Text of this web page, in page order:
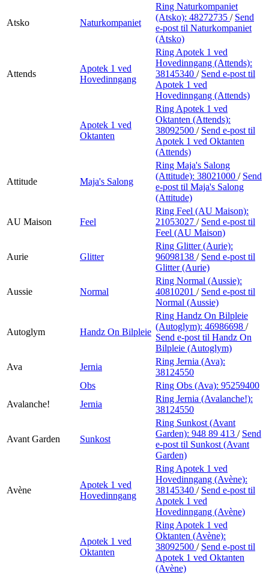
Atsko Naturkompaniet
Ring Naturkompaniet
(Atsko): 48272735 / Send
e-post til Naturkompaniet
(Atsko)
Attends
Apotek 1 ved
Hovedinngang
Ring Apotek 1 ved
Hovedinngang (Attends):
38145340 / Send e-post til
Apotek 1 ved
Hovedinngang (Attends)
Apotek 1 ved
Oktanten
Ring Apotek 1 ved
Oktanten (Attends):
38092500 / Send e-post til
Apotek 1 ved Oktanten
(Attends)
Attitude Maja's Salong
Ring Maja's Salong
(Attitude): 38021000 / Send
e-post til Maja's Salong
(Attitude)
AU Maison Feel
Ring Feel (AU Maison):
21053027 / Send e-post til
Feel (AU Maison)
Aurie Glitter
Ring Glitter (Aurie):
96098138 / Send e-post til
Glitter (Aurie)
Aussie Normal
Ring Normal (Aussie):
40810201 / Send e-post til
Normal (Aussie)
Autoglym Handz On Bilpleie
Ring Handz On Bilpleie
(Autoglym): 46986698 /
Send e-post til Handz On
Bilpleie (Autoglym)
Ava
Jernia
Ring Jernia (Ava):
38124550
Obs
Ring Obs (Ava): 95259400
Avalanche!
Jernia
Ring Jernia (Avalanche!):
38124550
Avant Garden Sunkost
Ring Sunkost (Avant
Garden): 948 89 413 / Send
e-post til Sunkost (Avant
Garden)
Avène
Apotek 1 ved
Hovedinngang
Ring Apotek 1 ved
Hovedinngang (Avène):
38145340 / Send e-post til
Apotek 1 ved
Hovedinngang (Avène)
Apotek 1 ved
Oktanten
Ring Apotek 1 ved
Oktanten (Avène):
38092500 / Send e-post til
Apotek 1 ved Oktanten
(Avène)